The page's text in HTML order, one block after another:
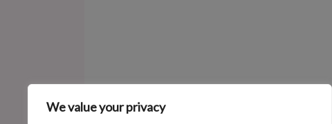
We value your privacy